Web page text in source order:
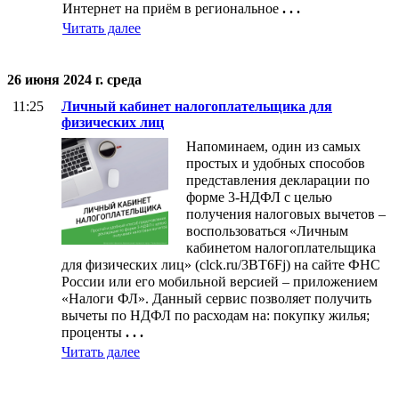
Интернет на приём в региональное . . .
Читать далее
26 июня 2024 г. среда
11:25
Личный кабинет налогоплательщика для
физических лиц
Напоминаем, один из самых
простых и удобных способов
представления декларации по
форме 3-НДФЛ с целью
получения налоговых вычетов –
воспользоваться «Личным
кабинетом налогоплательщика
для физических лиц» (clck.ru/3BT6Fj) на сайте ФНС
России или его мобильной версией – приложением
«Налоги ФЛ». Данный сервис позволяет получить
вычеты по НДФЛ по расходам на: покупку жилья;
проценты . . .
Читать далее